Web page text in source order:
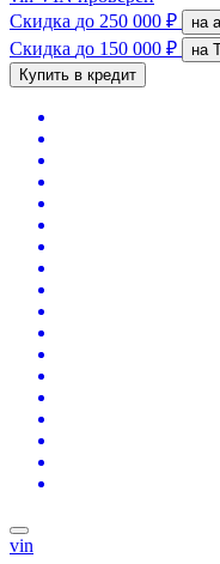
Скидка до 250 000 ₽
Скидка до 150 000 ₽
Купить в кредит
vin